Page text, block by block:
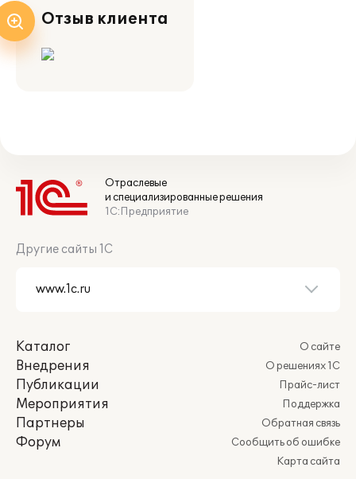
Отзыв клиента
Отраслевые
и специализированные решения
1С:Предприятие
Другие сайты 1С
Каталог
Внедрения
Публикации
Мероприятия
Партнеры
Форум
О сайте
О решениях 1С
Прайс-лист
Поддержка
Обратная связь
Сообщить об ошибке
Карта сайта